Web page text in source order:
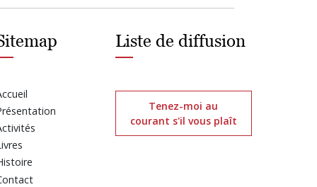
Liste de diffusion
Tenez-moi au
courant s'il vous plaît